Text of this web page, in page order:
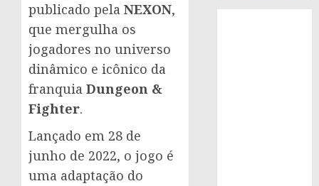
publicado pela NEXON,
que mergulha os
jogadores no universo
dinâmico e icônico da
franquia Dungeon &
Fighter.
Lançado em 28 de
junho de 2022, o jogo é
uma adaptação do